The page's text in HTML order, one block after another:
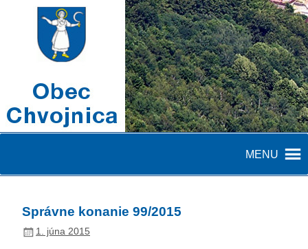
MENU
Správne konanie 99/2015
1. júna 2015